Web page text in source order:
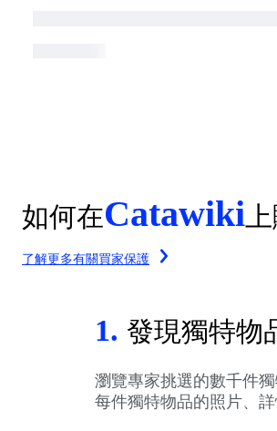
如何在Catawiki
了解更多有關買家保護
1. 發現獨特物
瀏覽專家挑選的數千件
每件獨特物品的照片、詳